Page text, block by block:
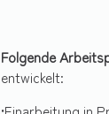
Folgende
entwickelt: